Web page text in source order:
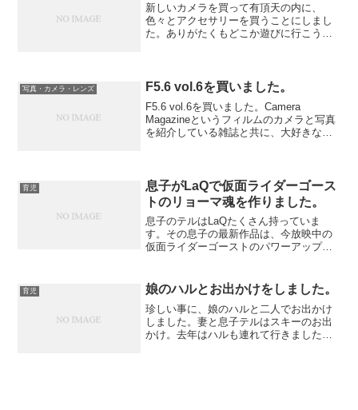
新しいカメラを買って有頂天の内に、
色々とアクセサリーを買うことにしまし
た。ありがたくもどこか遊びに行こうと
し、あまり写真を撮らなかっ...
写真・カメラ・レンズ F5.6 vol.6を買いました。
F5.6 vol.6を買いました。Camera
Magazineというフィルムのカメラと写真
を紹介している雑誌と共に、大好きな雑
育児
息子がLaQで仮面ライダーゴース
トのリョーマ魂を作りました。
息子のテルはLaQたくさん持っていま
す。その息子の最新作品は、今放映中の
仮面ライダーゴーストのパワーアップし
たゴーストです。ポイントは闘魂ブース
トの赤のベースに鮮やかな...
育児 娘のハルとお出かけをしました。
珍しい事に、娘のハルと二人でお出かけ
しました。妻と息子テルはスキーのお出
かけ。去年はハルも連れて行きました